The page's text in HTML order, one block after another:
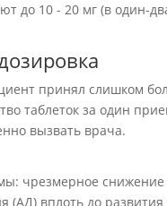
до 10 - 20 мг (в один-
принял слишком
таблеток за один
вызвать врача.
чрезмерное снижение
(АД) вплоть до развития